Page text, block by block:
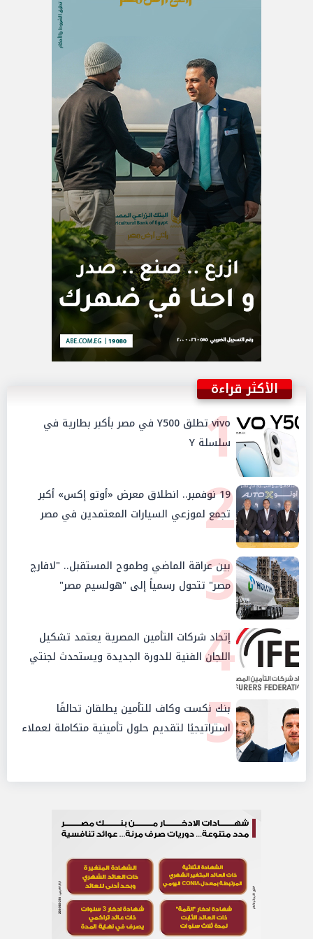
الأكثر قراءة
1
vivo تطلق Y500 في مصر بأكبر بطارية في
سلسلة Y
219 نوفمبر.. انطلاق معرض «أوتو إكس» أكبر
تجمع لموزعي السيارات المعتمدين في مصر
3
بين عراقة الماضي وطموح المستقبل.. "لافارچ
مصر" تتحول رسمياً إلى "هولسيم مصر"
4
إتحاد شركات التأمين المصرية يعتمد تشكيل
اللجان الفنية للدورة الجديدة ويستحدث لجنتي
الأمن السيبراني والإستثمار والإدخار
5
بنك نكست وكاف للتأمين يطلقان تحالفًا
استراتيجيًا لتقديم حلول تأمينية متكاملة لعملاء
البنك